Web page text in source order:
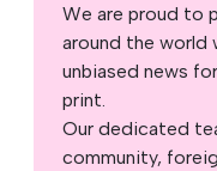
We are proud to
around the world
unbiased news
print.
Our dedicated
community,